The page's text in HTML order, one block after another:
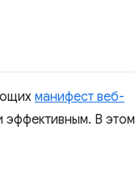
манифест веб-
эффективным. В этом